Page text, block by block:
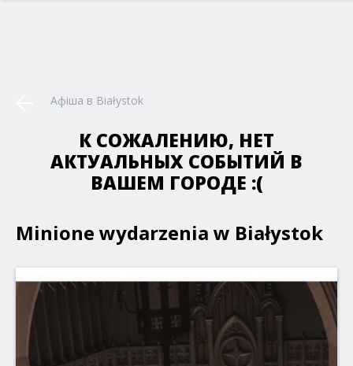
Афіша в Białystok
К СОЖАЛЕНИЮ, НЕТ
АКТУАЛЬНЫХ СОБЫТИЙ В
ВАШЕМ ГОРОДЕ :(
Minione wydarzenia w Białystok